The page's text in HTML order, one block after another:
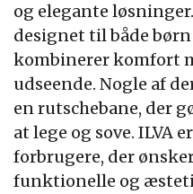
og elegante
designet til både
kombinerer komfort
udseende. Nogle af
en rutschebane, der
at lege og sove. ILVA
forbrugere, der
funktionelle og